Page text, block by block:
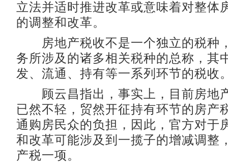
立法并适时推进改革或意味着对整体
的调整和改革。
房地产税收不是一个独立的税种
务所涉及的诸多相关税种的总称，其
发、流通、持有等一系列环节的税收
顾云昌指出，事实上，目前房地
已然不轻，贸然开征持有环节的房产
通购房民众的负担，因此，官方对于
和改革可能涉及到一揽子的增减调整
产税一项。